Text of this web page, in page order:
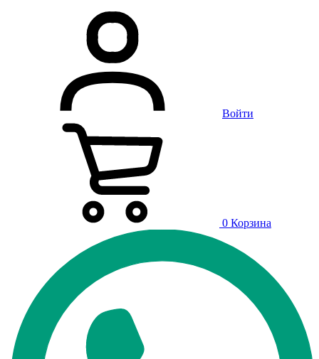
Войти
0 Корзина